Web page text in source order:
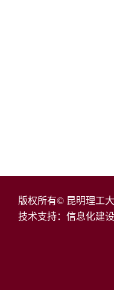
版权所有© 昆明理工
技术支持：信息化建